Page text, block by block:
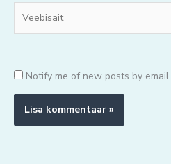
Notify me of new posts by email.